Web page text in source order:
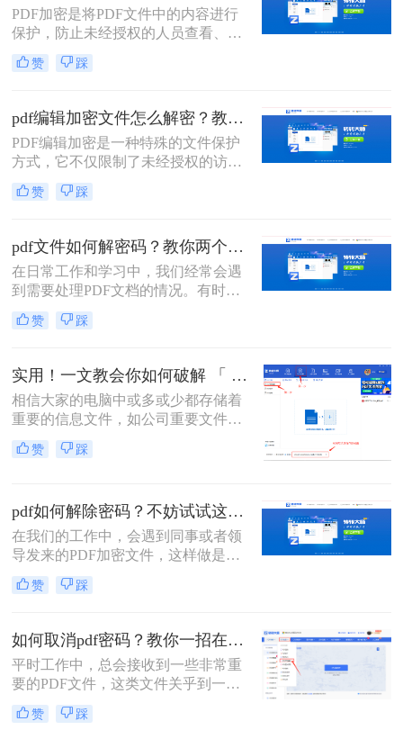
PDF加密是将PDF文件中的内容进行
保护，防止未经授权的人员查看、复
制、编辑或打印文档内容。那有时候
我们也要解除这些加密的文档该怎么
何解除密码方法帮助大家解决这个问
题，快来看看！
赞 踩
pdf编辑加密文件怎么解密？教你两个小方法。
PDF编辑加密是一种特殊的文件保护
方式，它不仅限制了未经授权的访
问，还阻止了对文件的编辑。如果您
需要编辑一个PDF编辑加密文件，了
绍pdf编辑加密文件怎么解密的方法，
帮助您重新获得文件的编辑权限。
赞 踩
pdf文件如何解密码？教你两个方法！
在日常工作和学习中，我们经常会遇
到需要处理PDF文档的情况。有时候
我们会遇到一些加密的PDF文件，这
时候如果没有密码，我们就无法进行
文件如何解密码呢？本文将为大家介
绍几种常见的破解PDF密码的方法。
赞 踩
实用！一文教会你如何破解 「 PDF 」文件密码!
相信大家的电脑中或多或少都存储着
重要的信息文件，如公司重要文件、
经常用的办公资料、一些照片或者视
频。这些对于大家来说极为珍贵的资
泄了。
赞 踩
pdf如何解除密码？不妨试试这两种方法！
在我们的工作中，会遇到同事或者领
导发来的PDF加密文件，这样做是为
了保证文件的机密性；而我们每次打
开PDF文件都需要输入密码才能进行
时，就会很麻烦。这时我们就需要对
其进行解密，以方便后续的操作，那
有什么办法能进行PDF解密呢？当然
有，今天小编就为大家推荐个方法，
大家一起看看pdf如何解除密码吧！
赞 踩
如何取消pdf密码？教你一招在线解除PDF权限密码！
平时工作中，总会接收到一些非常重
要的PDF文件，这类文件关乎到一些
机密信息，所以我们需要对这类文件
进行加密处理；那么如何取消pdf密码
赞 踩